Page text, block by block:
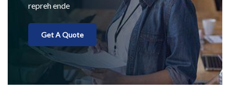
repreh ende
Get A Quote